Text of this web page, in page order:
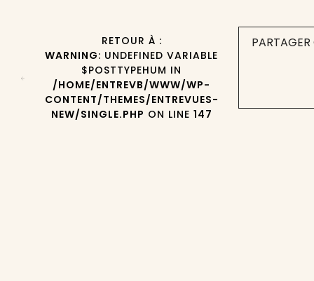
RETOUR À :
WARNING: UNDEFINED VARIABLE
$POSTTYPEHUM IN
/HOME/ENTREVB/WWW/WP-
CONTENT/THEMES/ENTREVUES-
NEW/SINGLE.PHP ON LINE 147